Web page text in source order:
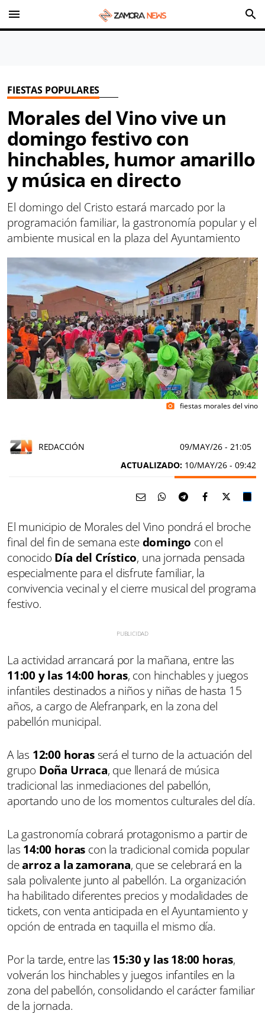
menu search
FIESTAS POPULARES
Morales del Vino vive un
domingo festivo con
hinchables, humor amarillo
y música en directo
El domingo del Cristo estará marcado por la
programación familiar, la gastronomía popular y el
ambiente musical en la plaza del Ayuntamiento
photo_camera fiestas morales del vino
REDACCIÓN 09/MAY/26 - 21:05
ACTUALIZADO: 10/MAY/26 - 09:42
El municipio de Morales del Vino pondrá el broche
final del fin de semana estedomingo con el
conocido Día del Crístico, una jornada pensada
especialmente para el disfrute familiar, la
convivencia vecinal y el cierre musical del programa
festivo.
La actividad arrancará por la mañana, entre las
11:00 y las 14:00 horas, con hinchables y juegos
infantiles destinados a niños y niñas de hasta 15
años, a cargo de Alefranpark, en la zona del
pabellón municipal.
A las 12:00 horasserá el turno de la actuación del
grupo Doña Urraca, que llenará de música
tradicional las inmediaciones del pabellón,
aportando uno de los momentos culturales del día.
La gastronomía cobrará protagonismo a partir de
las 14:00 horas con la tradicional comida popular
dearroz a la zamorana, que se celebrará en la
sala polivalente junto al pabellón. La organización
ha habilitado diferentes precios y modalidades de
tickets, con venta anticipada en el Ayuntamiento y
opción de entrada en taquilla el mismo día.
Por la tarde, entre las 15:30 y las 18:00 horas,
volverán los hinchables y juegos infantiles en la
zona del pabellón, consolidando el carácter familiar
de la jornada.